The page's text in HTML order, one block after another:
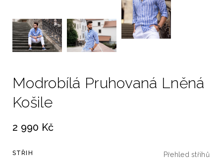
Modrobílá Pruhovaná Lněná
Košile
2 990 Kč
STŘIH Přehled střihů